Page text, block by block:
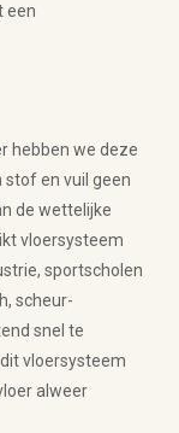
een
hebben we deze
en vuil geen
de wettelijke
vloersysteem
sportscholen
scheur-
snel te
vloersysteem
alweer